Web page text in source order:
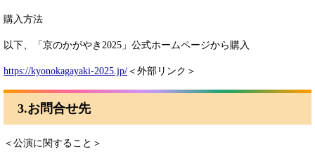
購入方法
以下、「京のかがやき2025」公式ホームページから購入
https://kyonokagayaki-2025.jp/ ＜外部リンク＞
3.お問合せ先
＜公演に関すること＞